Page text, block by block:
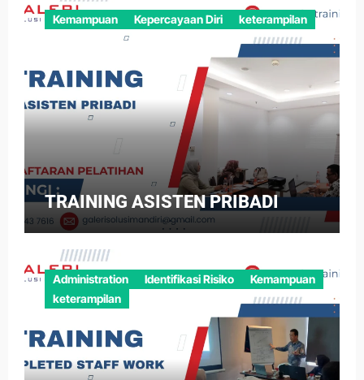
Kemampuan Kepercayaan Diri keterampilan
TRAINING ASISTEN PRIBADI
Administration Identifikasi Risiko
Kemampuan
keterampilan